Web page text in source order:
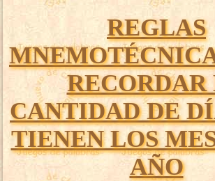
REGLAS
RECORDAR
CANTIDAD DE
TIENEN LOS
AÑO